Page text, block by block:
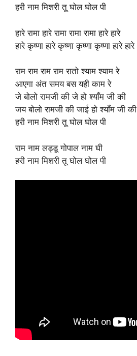
हरी नाम मिशरी तू घोल घोल पी
हारे रामा हारे रामा रामा रामा हारे हारे
हारे कृष्णा हारे कृष्णा कृष्णा कृष्णा हारे हारे
राम राम राम राम रातो श्याम श्याम रे
आएगा अंत समय बस यही काम रे
जे बोलो रामजी की जे हो श्याँम जी की
जय बोलो रामजी की जाई हो श्याँम जी की
हरी नाम मिशरी तू घोल घोल पी
राम नाम लड्डू गोपाल नाम घी
हरी नाम मिशरी तू घोल घोल पी